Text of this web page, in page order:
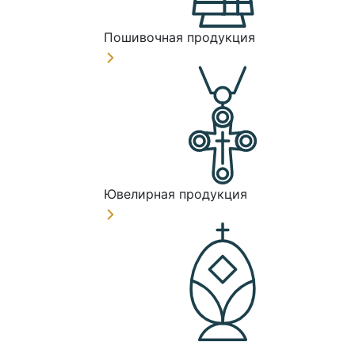
Пошивочная продукция
Ювелирная продукция